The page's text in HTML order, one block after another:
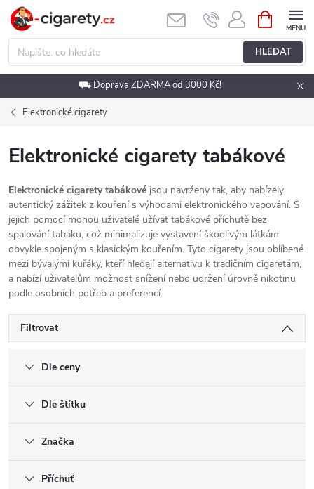
Přejít
obsah
HLEDAT
NÁKUPNÍ
KOŠÍK
⛟ Doprava ZDARMA od 3000 Kč!
Elektronické cigarety
Elektronické cigarety tabákové
Elektronické cigarety tabákové jsou navrženy tak, aby nabízely
autentický zážitek z kouření s výhodami elektronického vapování. S
jejich pomocí mohou uživatelé užívat tabákové příchutě bez
spalování tabáku, což minimalizuje vystavení škodlivým látkám
obvykle spojeným s klasickým kouřením. Tyto cigarety jsou oblíbené
mezi bývalými kuřáky, kteří hledají alternativu k tradičním cigaretám,
a nabízí uživatelům možnost snížení nebo udržení úrovně nikotinu
podle osobních potřeb a preferencí.
Filtrovat
Dle ceny
Dle štítku
Značka
Příchuť